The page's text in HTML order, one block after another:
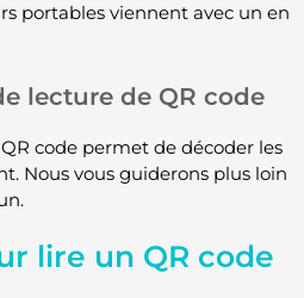
portables viennent avec un en
lecture de QR code
code permet de décoder les
Nous vous guiderons plus loin
lire un QR code